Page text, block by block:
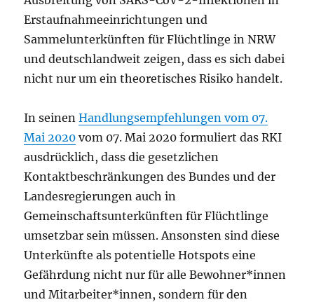
Erstaufnahmeeinrichtungen und
Sammelunterkünften für Flüchtlinge in NRW
und deutschlandweit zeigen, dass es sich dabei
nicht nur um ein theoretisches Risiko handelt.
In seinenHandlungsempfehlungen vom 07.
Mai 2020 vom 07. Mai 2020 formuliert das RKI
ausdrücklich, dass die gesetzlichen
Kontaktbeschränkungen des Bundes und der
Landesregierungen auch in
Gemeinschaftsunterkünften für Flüchtlinge
umsetzbar sein müssen. Ansonsten sind diese
Unterkünfte als potentielle Hotspots eine
Gefährdung nicht nur für alle Bewohner*innen
und Mitarbeiter*innen, sondern für den